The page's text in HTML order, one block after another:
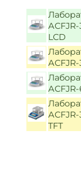
АCFJR-
LСD
АCFJR-
АCFJR-
TFT